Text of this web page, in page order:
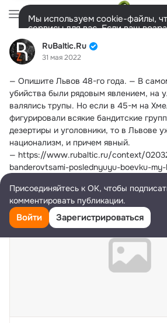
RuBaltic.Ru
31 мая 2022
— Опишите Львов 48-го года. — В
убийства были рядовым явлением, на
валялись трупы. Но если в 45-м на
фигурировали всякие бандитские
дезертиры и уголовники, то в Львове
национализм, и причем явный.
— https://www.rubaltic.ru/context/
banderovtsami-poslednyuyu-boevku-
Мы используем cookie-файлы,
сервисы для вас. Если ваш
настроить cookie-файлы должен
представитель.Больше
Разрешить все
RuBaltic.Ru
Лента
Дополнительная
колонка
Всё Обсуждаемые
Присоединяйтесь к ОК, чтобы
комментировать публикации.
Войти Зарегистрироваться